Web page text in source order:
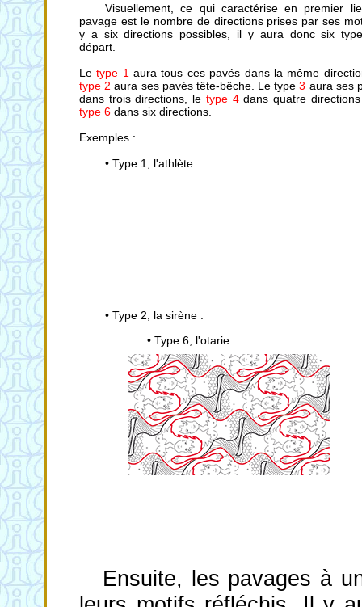
Visuellement, ce qui caractérise en premier
pavage est le nombre de directions prises par ses
y a six directions possibles, il y aura donc six
départ.
Letype 1 aura tous ces pavés dans la même
type 2 aura ses pavés tête-bêche. Le type3 aura ses
dans trois directions, le type 4dans quatre
type 6 dans six directions.
Exemples :
• Type 1, l'athlète :
• Type 2, la sirène :
• Type 6, l'otarie :
Ensuite, les pavages à